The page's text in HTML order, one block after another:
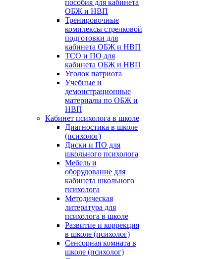
пособия для кабинета
ОБЖ и НВП
Тренировочные
комплексы стрелковой
подготовки для
кабинета ОБЖ и НВП
ТСО и ПО для
кабинета ОБЖ и НВП
Уголок патриота
Учебные и
демонстрационные
материалы по ОБЖ и
НВП
Кабинет психолога в школе
Диагностика в школе
(психолог)
Диски и ПО для
школьного психолога
Мебель и
оборудование для
кабинета школьного
психолога
Методическая
литература для
психолога в школе
Развитие и коррекция
в школе (психолог)
Сенсорная комната в
школе (психолог)